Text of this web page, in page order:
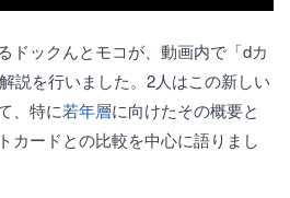
ドックんとモコが、動画内で「dカ
説を行いました。2人はこの新しい
、特に若年層に向けたその概要と
カードとの比較を中心に語りまし